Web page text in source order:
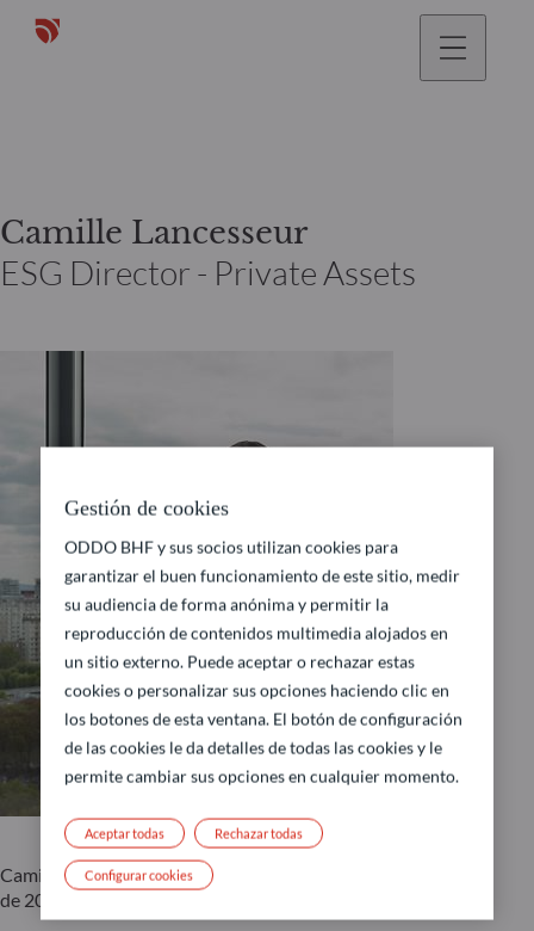
Camille Lancesseur
ESG Director - Private Assets
Camille se unió a ODDO BHF Asset Management en julio
de 2022 como analista de ESG.
Gestión de cookies
ODDO BHF y sus socios utilizan cookies para
garantizar el buen funcionamiento de este sitio, medir
su audiencia de forma anónima y permitir la
reproducción de contenidos multimedia alojados en
un sitio externo. Puede aceptar o rechazar estas
cookies o personalizar sus opciones haciendo clic en
los botones de esta ventana. El botón de configuración
de las cookies le da detalles de todas las cookies y le
permite cambiar sus opciones en cualquier momento.
Rechazar todas
Aceptar todas
Configurar cookies